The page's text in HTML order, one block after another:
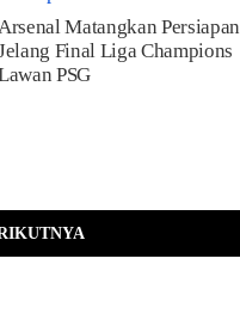
Matangkan Persiapan
Final Liga Champions
PSG